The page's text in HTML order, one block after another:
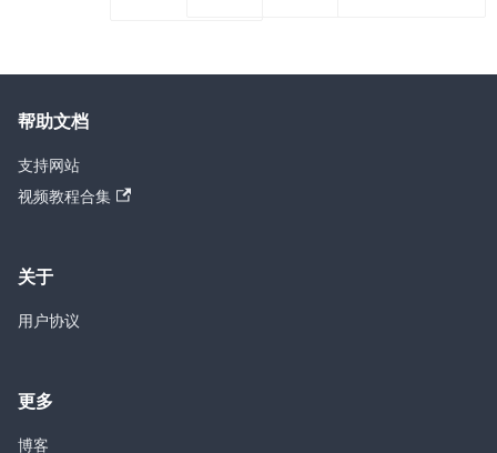
帮助文档
支持网站
视频教程合集
关于
用户协议
更多
博客